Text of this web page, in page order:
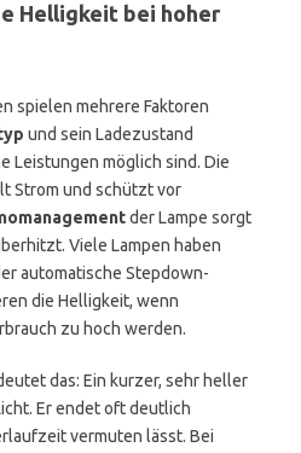
Helligkeit bei hoher
spielen mehrere Faktoren
und sein Ladezustand
Leistungen möglich sind. Die
Strom und schützt vor
der Lampe sorgt
Viele Lampen haben
automatische Stepdown-
die Helligkeit, wenn
zu hoch werden.
das: Ein kurzer, sehr heller
Er endet oft deutlich
vermuten lässt. Bei